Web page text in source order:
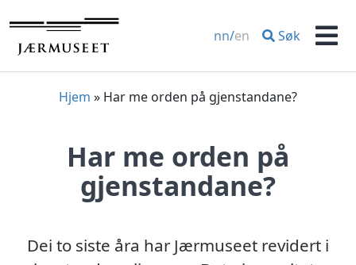
til
innhold
nn/en Søk
Hjem » Har me orden på gjenstandane?
Har me orden på
gjenstandane?
Dei to siste åra har Jærmuseet revidert i